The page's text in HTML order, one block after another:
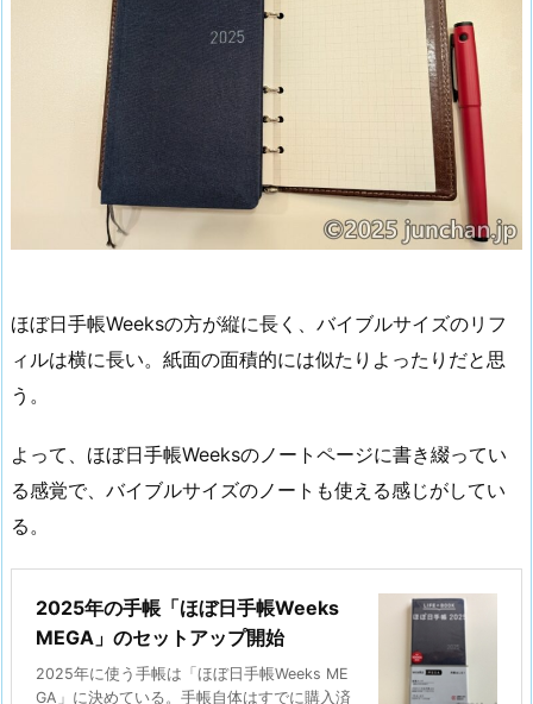
ほぼ日手帳Weeksの方が縦に長く、バイブルサイズのリフ
ィルは横に長い。紙面の面積的には似たりよったりだと思
う。
よって、ほぼ日手帳Weeksのノートページに書き綴ってい
る感覚で、バイブルサイズのノートも使える感じがしてい
る。
2025年の手帳「ほぼ日手帳Weeks
MEGA」のセットアップ開始
2025年に使う手帳は「ほぼ日手帳Weeks ME
GA」に決めている。手帳自体はすでに購入済